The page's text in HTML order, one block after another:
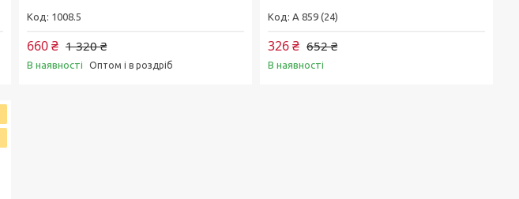
1008.5
1 320 ₴
660 ₴
В наявності Оптом і в роздріб
A 859 (24)
652 ₴
326 ₴
В наявності